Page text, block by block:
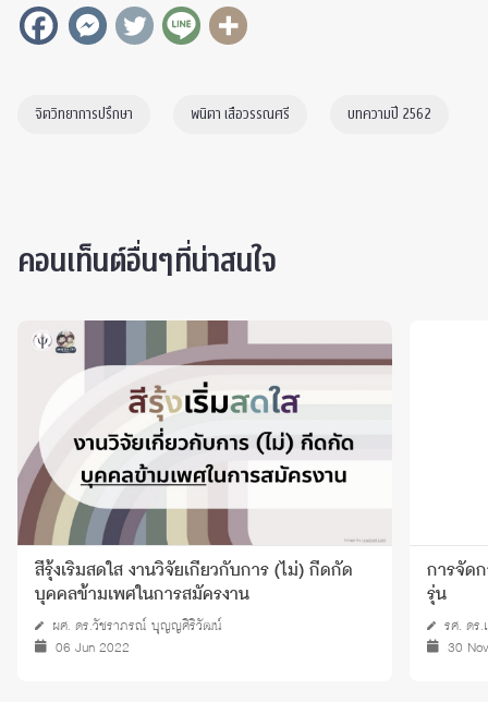
จิตวิทยาการปรึกษา พนิตา เสือวรรณศรี บทความปี 2562
คอนเท็นต์อื่นๆที่น่าสนใจ
สีรุ้งเริ่มสดใส งานวิจัยเกี่ยวกับการ (ไม่) กีดกัด
บุคคลข้ามเพศในการสมัครงาน
ผศ. ดร.วัชราภรณ์ บุญญศิริวัฒน์
06 Jun 2022
การจัด
รุ่น
รศ. ดร
30